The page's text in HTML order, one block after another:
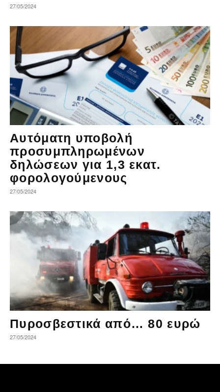
27/05/2024
Αυτόματη υποβολή
προσυμπληρωμένων
δηλώσεων για 1,3 εκατ.
φορολογούμενους
27/05/2024
Πυροσβεστικά από… 80 ευρώ
27/05/2024